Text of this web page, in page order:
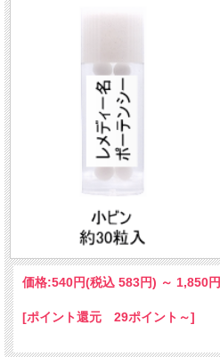
価格:540円(税込 583円) ～ 1,850円
[ポイント還元 29ポイント～]